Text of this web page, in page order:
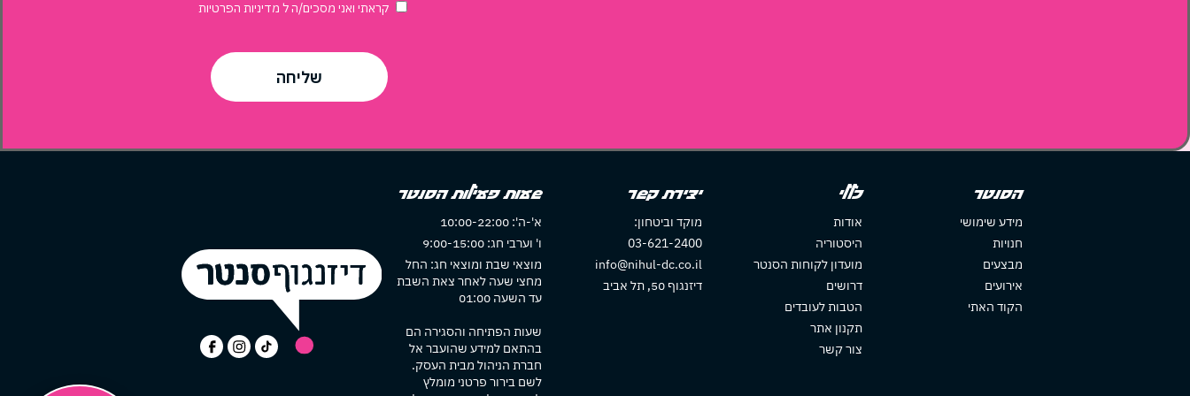
קראתי ואני מסכים/ה ל מדיניות הפרטיות
הסנטר
מידע שימושי
חנויות
מבצעים
אירועים
הקוד האתי
כללי
אודות
היסטוריה
מועדון לקוחות הסנטר
דרושים
הטבות לעובדים
תקנון אתר
צור קשר
יצירת קשר
מוקד וביטחון:
03-621-2400
info@nihul-dc.co.il
דיזנגוף 50, תל אביב
שעות פעילות הסנטר
א'-ה': 10:00-22:00
ו' וערבי חג: 9:00-15:00
מוצאי שבת ומוצאי חג: החל
מחצי שעה לאחר צאת השבת
עד השעה 01:00
שעות הפתיחה והסגירה הם
בהתאם למידע שהועבר אל
חברת הניהול מבית העסק.
לשם בירור פרטני מומלץ